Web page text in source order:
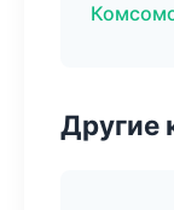
Другие